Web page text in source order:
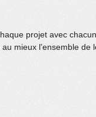
projet avec
mieux l’ensemble de